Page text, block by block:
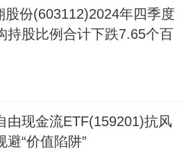
份(603112)2024年四季度
持股比例合计下跌7.65个百
由现金流ETF(159201)抗风
避“价值陷阱”